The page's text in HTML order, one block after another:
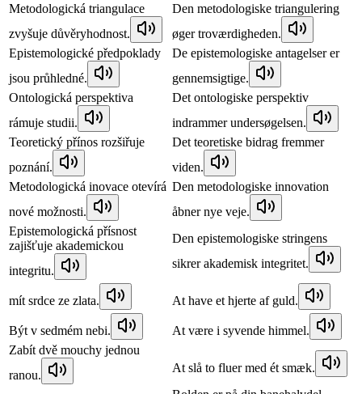
Metodologická triangulace
zvyšuje důvěryhodnost.
Den metodologiske triangulering
øger troværdigheden.
Epistemologické předpoklady
jsou průhledné.
De epistemologiske antagelser er
gennemsigtige.
Ontologická perspektiva
rámuje studii.
Det ontologiske perspektiv
indrammer undersøgelsen.
Teoretický přínos rozšiřuje
poznání.
Det teoretiske bidrag fremmer
viden.
Metodologická inovace otevírá
nové možnosti.
Den metodologiske innovation
åbner nye veje.
Epistemologická přísnost
zajišťuje akademickou
integritu.
Den epistemologiske stringens
sikrer akademisk integritet.
mít srdce ze zlata. At have et hjerte af guld.
Být v sedmém nebi.
At være i syvende himmel.
Zabít dvě mouchy jednou
ranou.
At slå to fluer med ét smæk.